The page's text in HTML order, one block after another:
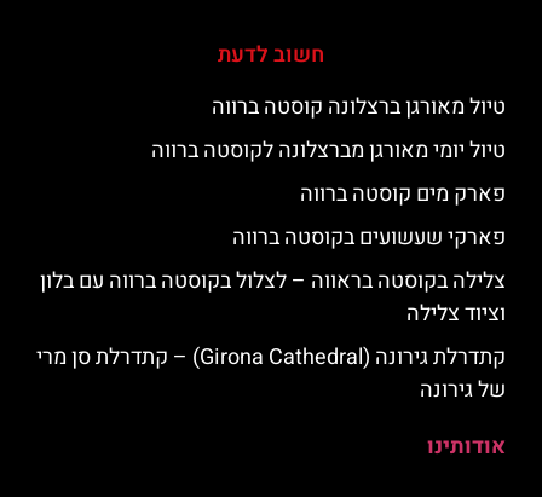
חשוב לדעת
טיול מאורגן ברצלונה קוסטה ברווה
טיול יומי מאורגן מברצלונה לקוסטה ברווה
פארק מים קוסטה ברווה
פארקי שעשועים בקוסטה ברווה
צלילה בקוסטה בראווה – לצלול בקוסטה ברווה עם בלון
וציוד צלילה
קתדרלת גירונה (Girona Cathedral) – קתדרלת סן מרי
של גירונה
אודותינו